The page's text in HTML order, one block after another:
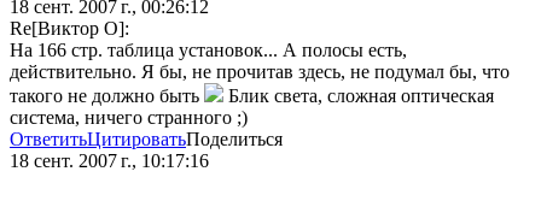
18 сент. 2007 г., 00:26:12
Re[Виктор О]:
На 166 стр. таблица установок... А полосы есть,
действительно. Я бы, не прочитав здесь, не подумал бы, что
такого не должно быть
Блик света, сложная оптическая
система, ничего странного ;)
ОтветитьЦитироватьПоделиться
18 сент. 2007 г., 10:17:16